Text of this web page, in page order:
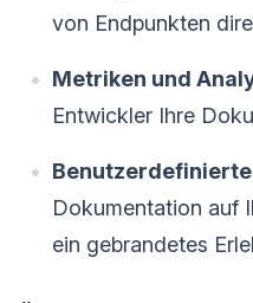
von Endpunkten
Metriken und
Entwickler Ihre
Benutzerdefinierte
Dokumentation auf
ein gebrandetes